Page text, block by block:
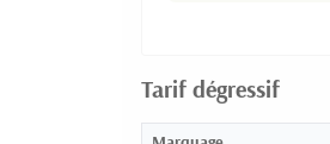
Tarif dégressif